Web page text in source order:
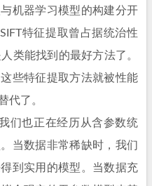
机器学习模型的构建分开
特征提取曾占据统治性
类能找到的最好方法了。
些特征提取方法就被性能
代了。
们也正在经历从含参数统
当数据非常稀缺时，我们
到实用的模型。当数据充